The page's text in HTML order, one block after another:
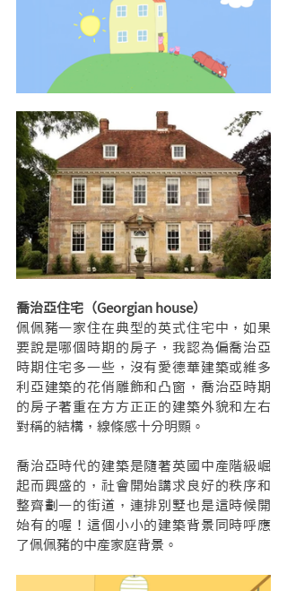
喬治亞住宅（Georgian house）
佩佩豬一家住在典型的英式住宅中，如果
要說是哪個時期的房子，我認為偏喬治亞
時期住宅多一些，沒有愛德華建築或維多
利亞建築的花俏雕飾和凸窗，喬治亞時期
的房子著重在方方正正的建築外貌和左右
對稱的結構，線條感十分明顯。
喬治亞時代的建築是隨著英國中產階級崛
起而興盛的，社會開始講求良好的秩序和
整齊劃一的街道，連排別墅也是這時候開
始有的喔！這個小小的建築背景同時呼應
了佩佩豬的中產家庭背景。